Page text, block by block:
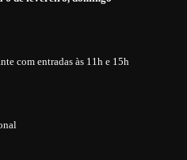
com entradas às 11h e 15h